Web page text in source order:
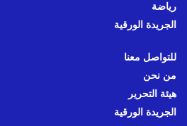
رياضة
الجريدة الورقية
للتواصل معنا
من نحن
هيئة التحرير
الجريدة الورقية